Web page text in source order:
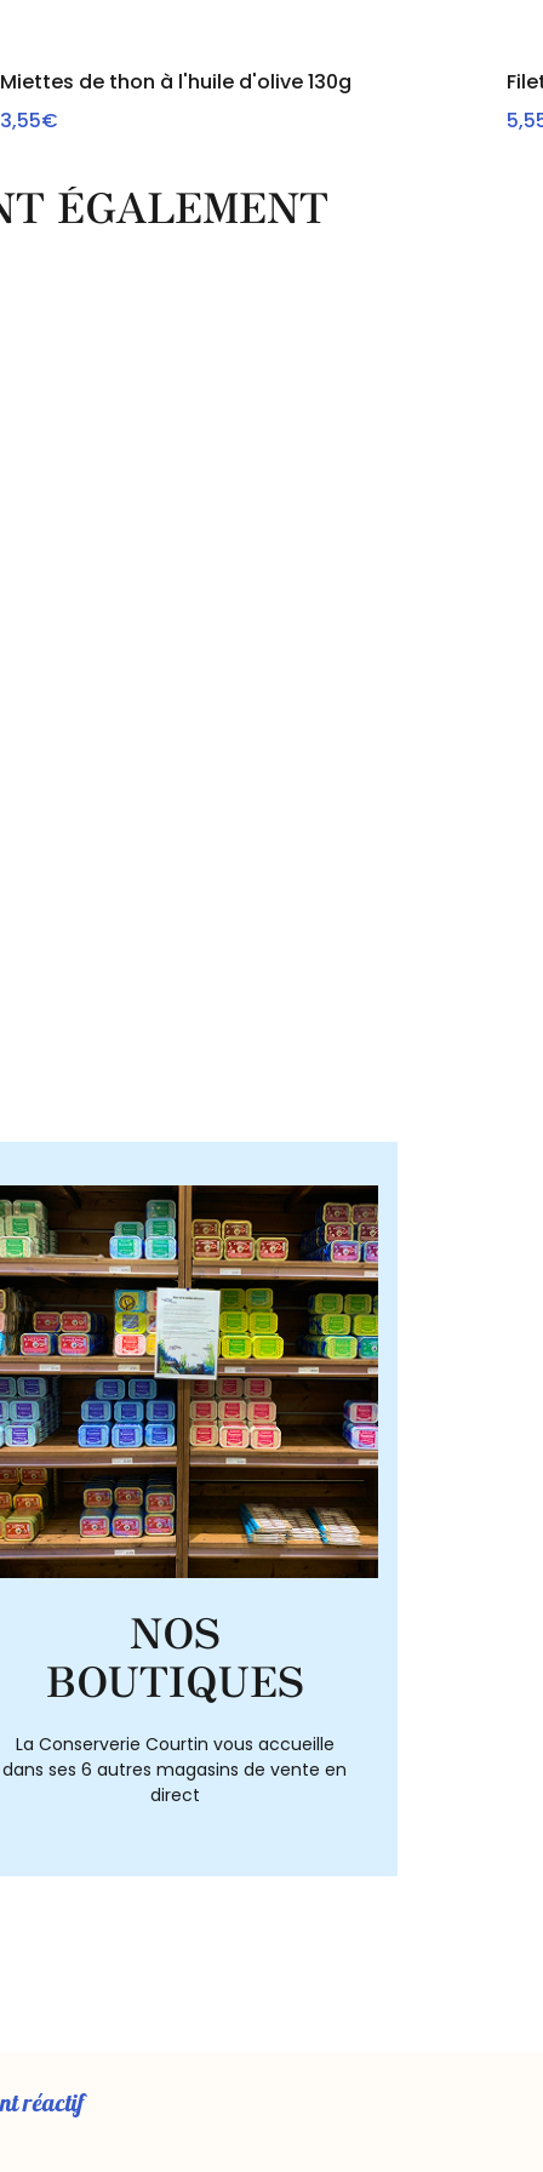
Miettes de thon à l'huile d'olive 130g
3,55€
ÉGALEMENT
NOS
BOUTIQUES
La Conserverie Courtin vous accueille
dans ses 6 autres magasins de vente en
direct
réactif